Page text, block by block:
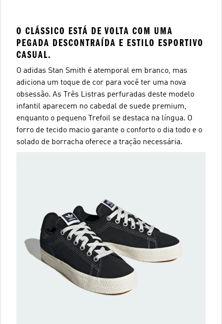
O CLÁSSICO ESTÁ DE VOLTA COM UMA
PEGADA DESCONTRAÍDA E ESTILO ESPORTIVO
CASUAL.
O adidas Stan Smith é atemporal em branco, mas
adiciona um toque de cor para você ter uma nova
obsessão. As Três Listras perfuradas deste modelo
infantil aparecem no cabedal de suede premium,
enquanto o pequeno Trefoil se destaca na língua. O
forro de tecido macio garante o conforto o dia todo e o
solado de borracha oferece a tração necessária.